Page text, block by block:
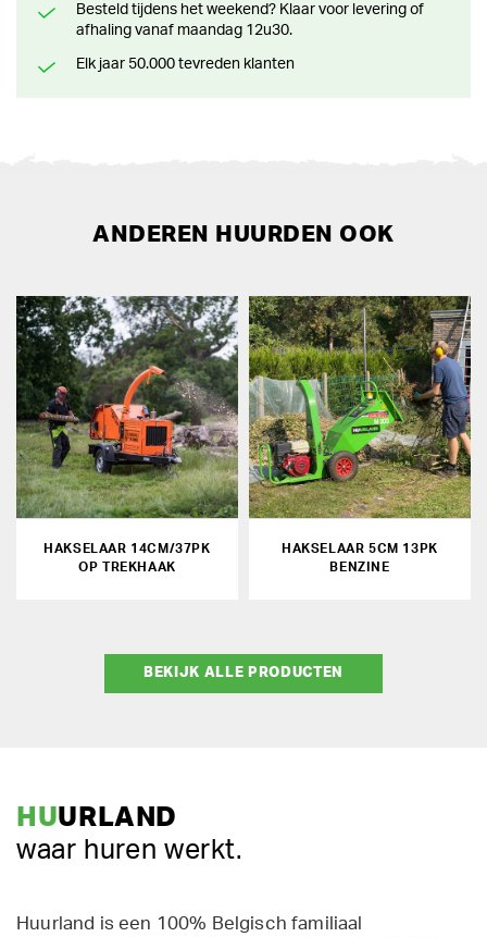
Besteld tijdens het weekend? Klaar voor levering of
afhaling vanaf maandag 12u30.
Elk jaar 50.000 tevreden klanten
ANDEREN HUURDEN OOK
HAKSELAAR 14CM/37PK
OP TREKHAAK
HAKSELAAR 5CM 13PK
BENZINE
BEKIJK ALLE PRODUCTEN
HUURLAND
waar huren werkt.
Huurland is een 100% Belgisch familiaal